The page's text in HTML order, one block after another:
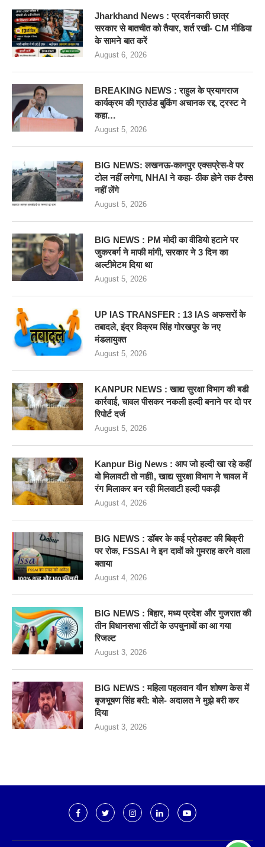
Jharkhand News : प्रदर्शनकारी छात्र
सरकार से बातचीत को तैयार, शर्त रखी- CM मीडिया
के सामने बात करें
August 6, 2026
BREAKING NEWS : राहुल के प्रयागराज
कार्यक्रम की ग्राउंड बुकिंग अचानक रद्द, ट्रस्ट ने
कहा…
August 5, 2026
BIG NEWS: लखनऊ-कानपुर एक्सप्रेस-वे पर
टोल नहीं लगेगा, NHAI ने कहा- ठीक होने तक टैक्स
नहीं लेंगे
August 5, 2026
BIG NEWS : PM मोदी का वीडियो हटाने पर
जुकरबर्ग ने माफी मांगी, सरकार ने 3 दिन का
अल्टीमेटम दिया था
August 5, 2026
UP IAS TRANSFER : 13 IAS अफसरों के
तबादले, इंद्र विक्रम सिंह गोरखपुर के नए
मंडलायुक्त
August 5, 2026
KANPUR NEWS : खाद्य सुरक्षा विभाग की बडी
कार्रवाई, चावल पीसकर नकली हल्दी बनाने पर दो पर
रिपोर्ट दर्ज
August 5, 2026
Kanpur Big News : आप जो हल्दी खा रहे कहीं
वो मिलावटी तो नहीं!, खाद्य सुरक्षा विभाग ने चावल में
रंग मिलाकर बन रही मिलवाटी हल्दी पकड़ी
August 4, 2026
BIG NEWS : डॉबर के कई प्रोडक्ट की बिक्री
पर रोक, FSSAI ने इन दावों को गुमराह करने वाला
बताया
August 4, 2026
BIG NEWS : बिहार, मध्य प्रदेश और गुजरात की
तीन विधानसभा सीटों के उपचुनावों का आ गया
रिजल्ट
August 3, 2026
BIG NEWS : महिला पहलवान यौन शोषण केस में
बृजभूषण सिंह बरी: बोले- अदालत ने मुझे बरी कर
दिया
August 3, 2026